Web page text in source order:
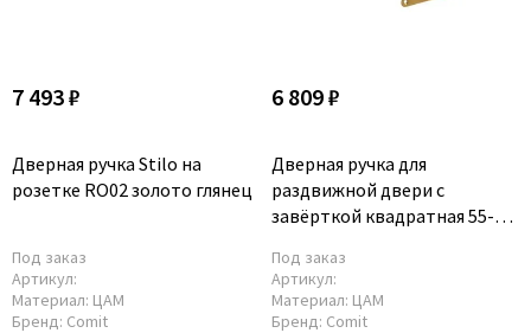
7 493 ₽
Дверная ручка Stilo на
розетке RO02 золото глянец
Под заказ
Артикул:
Материал: ЦАМ
Бренд: Comit
6 809 ₽
Дверная ручка для
раздвижной двери с
завёрткой квадратная 55-55
Под заказ
Артикул:
Материал: ЦАМ
Бренд: Comit